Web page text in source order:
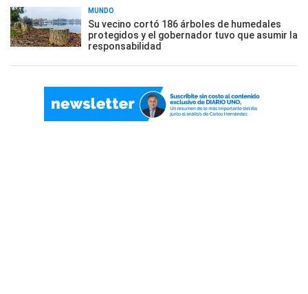
MUNDO
Su vecino cortó 186 árboles de humedales
protegidos y el gobernador tuvo que asumir la
responsabilidad